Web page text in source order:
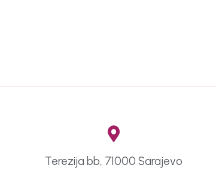
Terezija bb, 71000 Sarajevo